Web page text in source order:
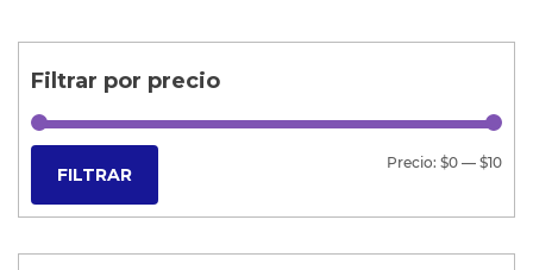
Filtrar por precio
FILTRAR
Precio: $0 — $10